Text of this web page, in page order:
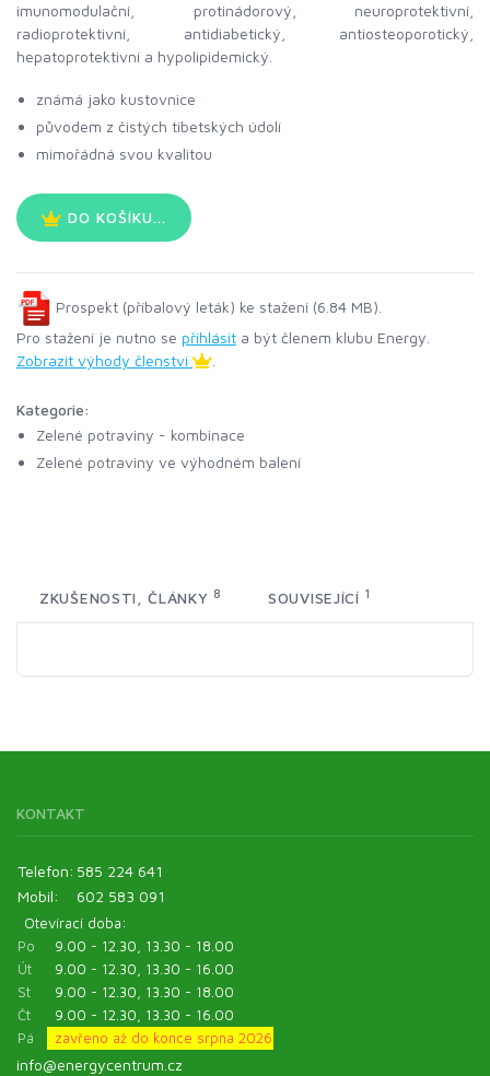
imunomodulační, protinádorový, neuroprotektivní,
radioprotektivní, antidiabetický, antiosteoporotický,
hepatoprotektivní a hypolipidemický.
známá jako kustovnice
původem z čistých tibetských údolí
mimořádná svou kvalitou
DO KOŠÍKU...
Prospekt (příbalový leták) ke stažení (6.84 MB).
Pro stažení je nutno se přihlásit a být členem klubu Energy.
Zobrazit výhody členství
Kategorie:
Zelené potraviny - kombinace
Zelené potraviny ve výhodném balení
ZKUŠENOSTI, ČLÁNKY 8 SOUVISEJÍCÍ 1
KONTAKT
Telefon: 585 224 641
Mobil:
602 583 091
Otevírací doba:
Po
9.00 - 12.30, 13.30 - 18.00
Út
9.00 - 12.30, 13.30 - 16.00
St
9.00 - 12.30, 13.30 - 18.00
Čt
9.00 - 12.30, 13.30 - 16.00
Pá
zavřeno až do konce srpna 2026
info@energycentrum.cz